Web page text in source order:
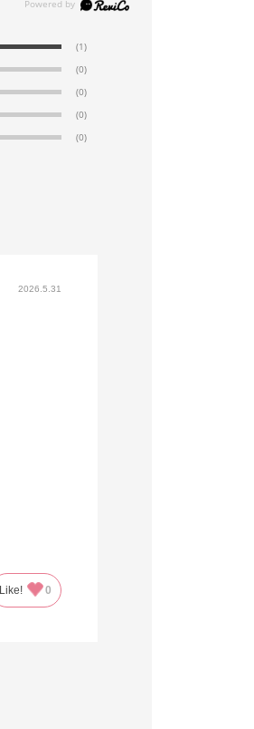
(1)
(0)
(0)
(0)
(0)
2026.5.31
Like! 0